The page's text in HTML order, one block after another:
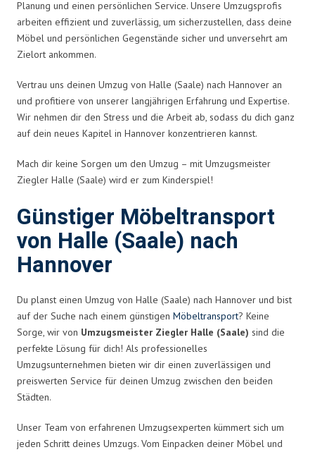
Planung und einen persönlichen Service. Unsere Umzugsprofis
arbeiten effizient und zuverlässig, um sicherzustellen, dass deine
Möbel und persönlichen Gegenstände sicher und unversehrt am
Zielort ankommen.
Vertrau uns deinen Umzug von Halle (Saale) nach Hannover an
und profitiere von unserer langjährigen Erfahrung und Expertise.
Wir nehmen dir den Stress und die Arbeit ab, sodass du dich ganz
auf dein neues Kapitel in Hannover konzentrieren kannst.
Mach dir keine Sorgen um den Umzug – mit Umzugsmeister
Ziegler Halle (Saale) wird er zum Kinderspiel!
Günstiger Möbeltransport
von Halle (Saale) nach
Hannover
Du planst einen Umzug von Halle (Saale) nach Hannover und bist
auf der Suche nach einem günstigen Möbeltransport? Keine
Sorge, wir von Umzugsmeister Ziegler Halle (Saale) sind die
perfekte Lösung für dich! Als professionelles
Umzugsunternehmen bieten wir dir einen zuverlässigen und
preiswerten Service für deinen Umzug zwischen den beiden
Städten.
Unser Team von erfahrenen Umzugsexperten kümmert sich um
jeden Schritt deines Umzugs. Vom Einpacken deiner Möbel und